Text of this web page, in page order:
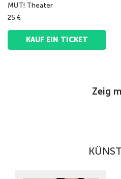
MUT! Theater
25 €
KAUF EIN TICKET
Zeig